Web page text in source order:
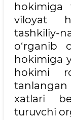
hokimiga
viloyat
tashkiliy-
o‘rganib
hokimiga
hokimi
xatlari
turuvchi